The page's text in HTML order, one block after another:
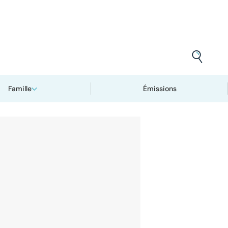
Famille Émissions